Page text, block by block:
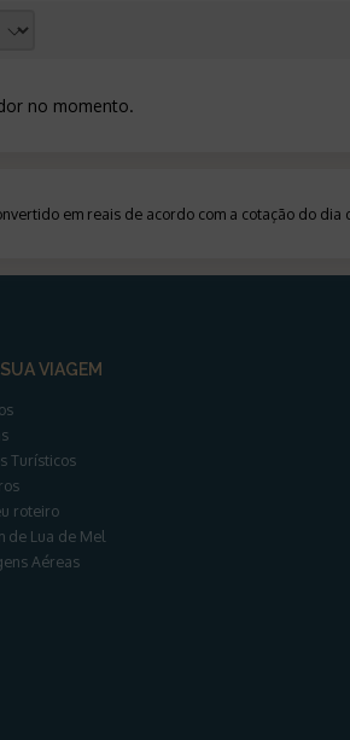
no momento.
em reais de acordo com a cotação do dia
VIAGEM
Turísticos
roteiro
de Lua de Mel
Aéreas